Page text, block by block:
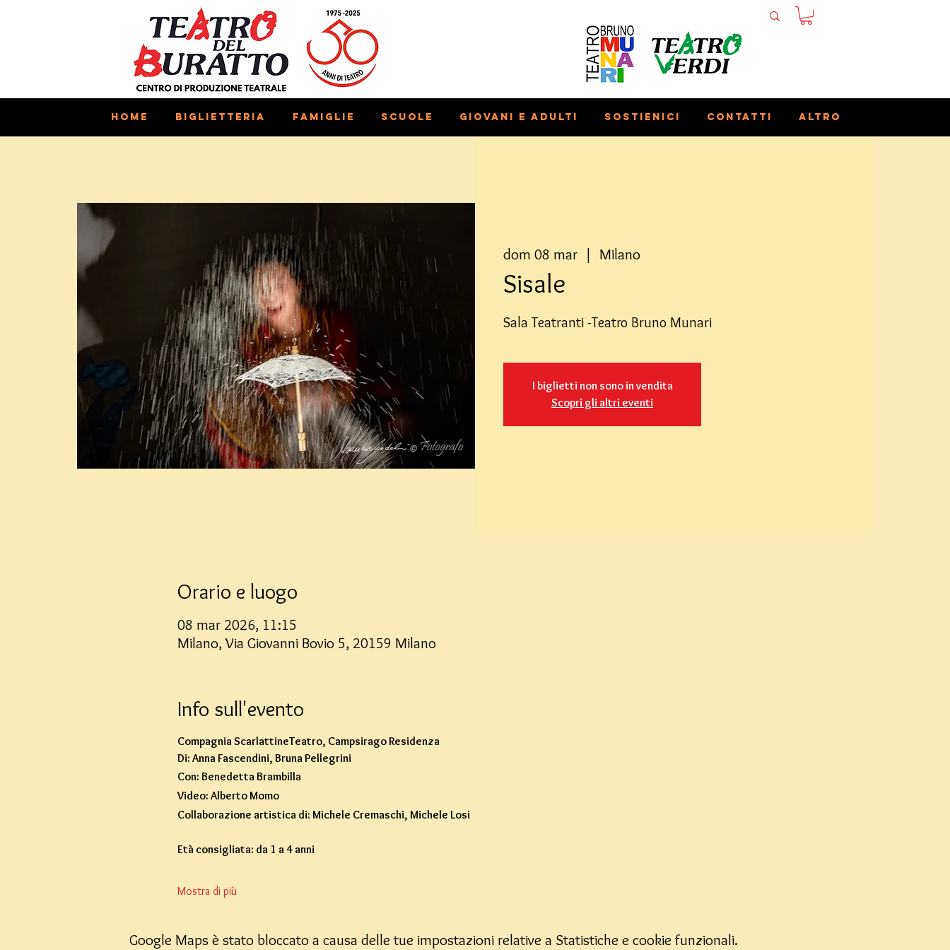
Home Biglietteria Famiglie Scuole Giovani e adulti Sostienici Contatti Altro
dom 08 mar
  |
Milano
Sisale
Sala Teatranti -Teatro Bruno Munari
I biglietti non sono in vendita
Scopri gli altri eventi
Orario e luogo
08 mar 2026, 11:15
Milano, Via Giovanni Bovio 5, 20159 Milano
Info sull'evento
Compagnia ScarlattineTeatro, Campsirago Residenza
Di: Anna Fascendini, Bruna Pellegrini
Con: Benedetta Brambilla
Video: Alberto Momo
Collaborazione artistica di: Michele Cremaschi, Michele Losi
Età consigliata: da 1 a 4 anni
Mostra di più
Google Maps è stato bloccato a causa delle tue impostazioni relative a Statistiche e cookie funzionali.